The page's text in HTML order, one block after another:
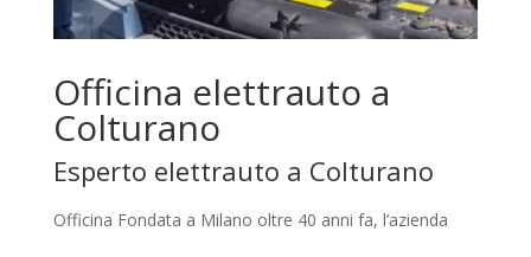
Officina elettrauto a
Colturano
Esperto elettrauto a Colturano
Officina Fondata a Milano oltre 40 anni fa, l’azienda